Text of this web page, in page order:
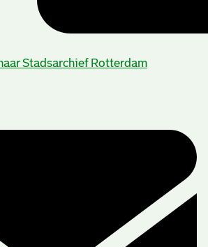
Stadsarchief Rotterdam